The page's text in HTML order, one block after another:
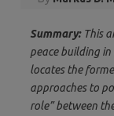
Summary:This
peace building
locates the
approaches to
role” between